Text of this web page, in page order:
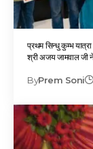
प्रथम सिन्धु कुम्भ
श्री अजय जामवाल जी
ByPrem Soni